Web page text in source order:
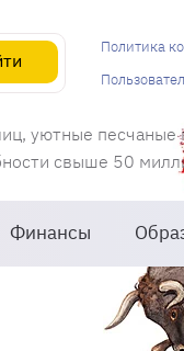
уютные песчаные
свыше 50
Финансы
Политика